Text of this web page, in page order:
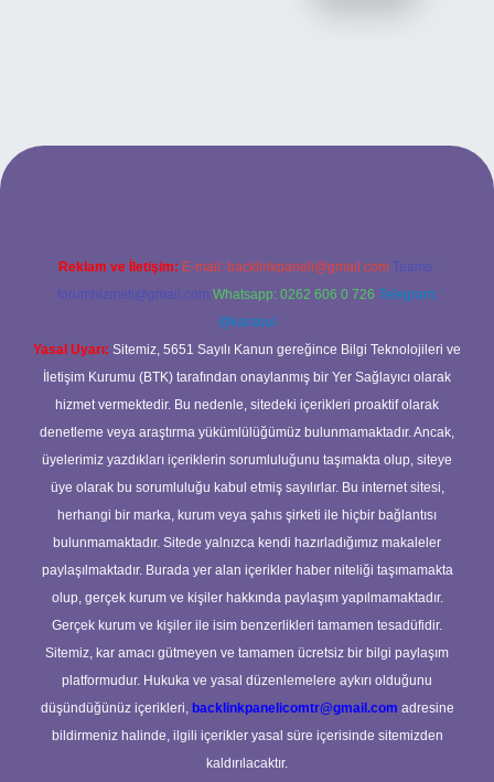
betexper güncel giriş
Reklam ve İletişim: E-mail: backlinkpaneli@gmail.com Teams:
forumhizmeti@gmail.com Whatsapp: 0262 606 0 726 Telegram:
@karabul
Yasal Uyarı: Sitemiz, 5651 Sayılı Kanun gereğince Bilgi Teknolojileri ve
İletişim Kurumu (BTK) tarafından onaylanmış bir Yer Sağlayıcı olarak
hizmet vermektedir. Bu nedenle, sitedeki içerikleri proaktif olarak
denetleme veya araştırma yükümlülüğümüz bulunmamaktadır. Ancak,
üyelerimiz yazdıkları içeriklerin sorumluluğunu taşımakta olup, siteye
üye olarak bu sorumluluğu kabul etmiş sayılırlar. Bu internet sitesi,
herhangi bir marka, kurum veya şahıs şirketi ile hiçbir bağlantısı
bulunmamaktadır. Sitede yalnızca kendi hazırladığımız makaleler
paylaşılmaktadır. Burada yer alan içerikler haber niteliği taşımamakta
olup, gerçek kurum ve kişiler hakkında paylaşım yapılmamaktadır.
Gerçek kurum ve kişiler ile isim benzerlikleri tamamen tesadüfidir.
Sitemiz, kar amacı gütmeyen ve tamamen ücretsiz bir bilgi paylaşım
platformudur. Hukuka ve yasal düzenlemelere aykırı olduğunu
düşündüğünüz içerikleri, backlinkpanelicomtr@gmail.com adresine
bildirmeniz halinde, ilgili içerikler yasal süre içerisinde sitemizden
kaldırılacaktır.